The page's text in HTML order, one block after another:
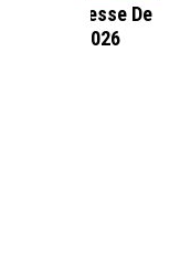
Adresse De
8 Août 2026